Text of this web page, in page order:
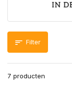
Filter
7 producten